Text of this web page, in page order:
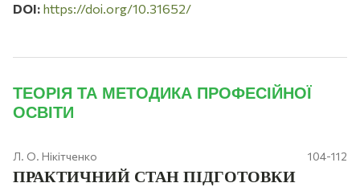
DOI: https://doi.org/10.31652/
ТЕОРІЯ ТА МЕТОДИКА ПРОФЕСІЙНОЇ
ОСВІТИ
Л. О. Нікітченко 104-112
ПРАКТИЧНИЙ СТАН ПІДГОТОВКИ